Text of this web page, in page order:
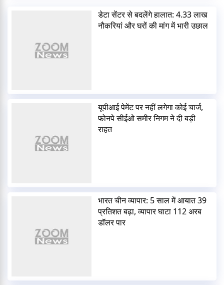
डेटा सेंटर से बदलेंगे हालात: 4.33 लाख
नौकरियां और घरों की मांग में भारी उछाल
यूपीआई पेमेंट पर नहीं लगेगा कोई चार्ज,
फोनपे सीईओ समीर निगम ने दी बड़ी
राहत
भारत चीन व्यापार: 5 साल में आयात 39
प्रतिशत बढ़ा, व्यापार घाटा 112 अरब
डॉलर पार